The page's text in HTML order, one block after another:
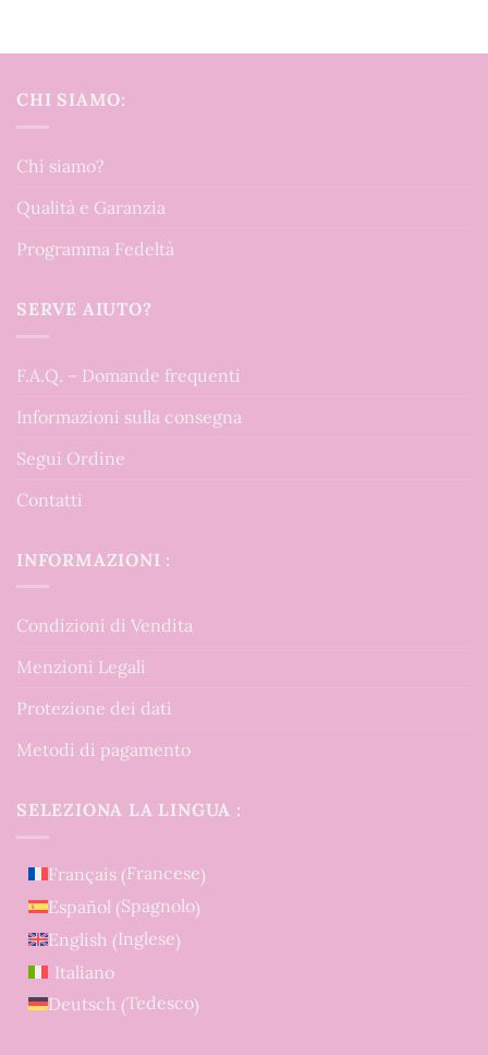
CHI SIAMO:
Chi siamo?
Qualità e Garanzia
Programma Fedeltà
SERVE AIUTO?
F.A.Q. – Domande frequenti
Informazioni sulla consegna
Segui Ordine
Contatti
INFORMAZIONI :
Condizioni di Vendita
Menzioni Legali
Protezione dei dati
Metodi di pagamento
SELEZIONA LA LINGUA :
Français (Francese)
Español (Spagnolo)
English (Inglese)
Italiano
Deutsch (Tedesco)